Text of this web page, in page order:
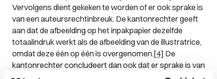
Vervolgens dient gekeken te worden of er ook sprake is
van een auteursrechtinbreuk. De kantonrechter geeft
aan dat de afbeelding op het inpakpapier dezelfde
totaalindruk werkt als de afbeelding van de illustratrice,
omdat deze één op één is overgenomen.[4] De
kantonrechter concludeert dan ook dat er sprake is van
een auteursrechtinbreuk en wijst de vordering